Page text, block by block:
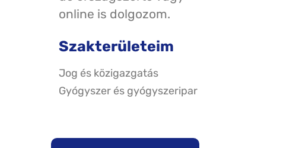
online is dolgozom.
Szakterületeim
Jog és közigazgatás
Gyógyszer és gyógyszeripar